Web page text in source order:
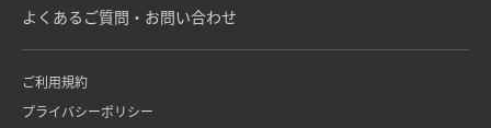
よくあるご質問・お問い合わせ
ご利用規約
プライバシーポリシー